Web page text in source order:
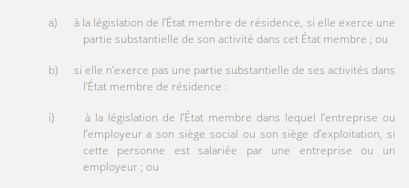
a) à la législation de l’État membre de résidence, si elle exerce une
partie substantielle de son activité dans cet État membre ; ou
b) si elle n’exerce pas une partie substantielle de ses activités dans
l’État membre de résidence :
i) à la législation de l’État membre dans lequel l’entreprise ou
l’employeur a son siège social ou son siège d’exploitation, si
cette personne est salariée par une entreprise ou un
employeur ; ou